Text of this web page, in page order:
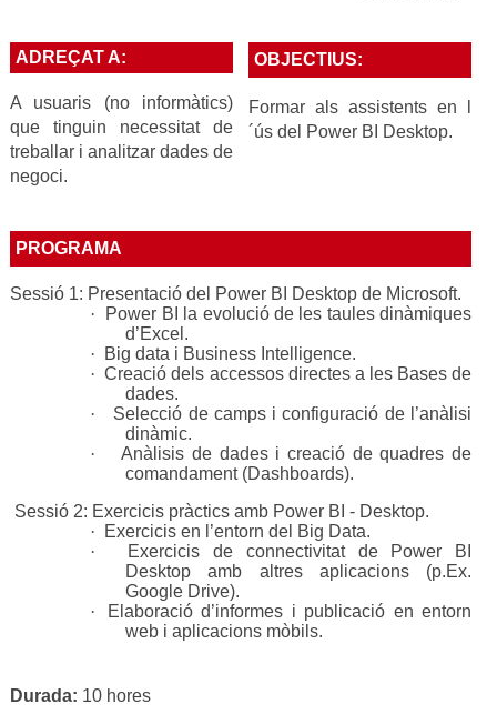
ADREÇAT A:
A usuaris (no informàtics)
que tinguin necessitat de
treballar i analitzar dades de
negoci.
OBJECTIUS:
Formar als assistents en l
´ús del Power BI Desktop.
PROGRAMA
Sessió 1: Presentació del Power BI Desktop de Microsoft.
·
Power BI la evolució de les taules dinàmiques
d’Excel.
·
Big data i Business Intelligence.
· Creació dels accessos directes a les Bases de
dades.
·
Selecció de camps i configuració de l’anàlisi
dinàmic.
·
Anàlisis de dades i creació de quadres de
comandament (Dashboards).
Sessió 2: Exercicis pràctics amb Power BI - Desktop.
·
Exercicis en l’entorn del Big Data.
·
Exercicis de connectivitat de Power BI
Desktop amb altres aplicacions (p.Ex.
Google Drive).
·
Elaboració d’informes i publicació en entorn
web i aplicacions mòbils.
Durada: 10 hores